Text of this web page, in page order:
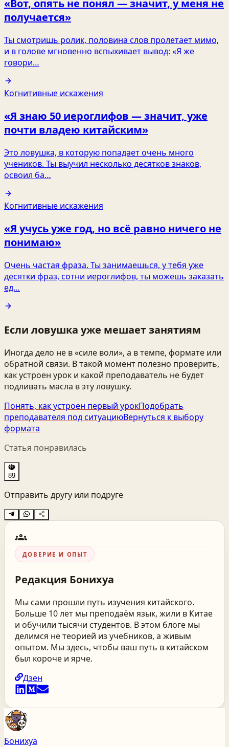
«Вот, опять не понял — значит, у меня не
получается»
Ты смотришь ролик, половина слов пролетает мимо,
и в голове мгновенно вспыхивает вывод: «Я же
говори…
Когнитивные искажения
«Я знаю 50 иероглифов — значит, уже
почти владею китайским»
Это ловушка, в которую попадает очень много
учеников. Ты выучил несколько десятков знаков,
освоил ба…
Когнитивные искажения
«Я учусь уже год, но всё равно ничего не
понимаю»
Очень частая фраза. Ты занимаешься, у тебя уже
десятки фраз, сотни иероглифов, ты можешь заказать
ед…
Если ловушка уже мешает занятиям
Иногда дело не в «силе воли», а в темпе, формате или
обратной связи. В такой момент полезно проверить,
как устроен урок и какой преподаватель не будет
подливать масла в эту ловушку.
Понять, как устроен первый урокПодобрать
преподавателя под ситуациюВернуться к выбору
формата
Статья понравилась
89
Отправить другу или подруге
groups
ДОВЕРИЕ И ОПЫТ
Редакция Бонихуа
Мы сами прошли путь изучения китайского.
Больше 10 лет мы преподаём язык, жили в Китае
и обучили тысячи студентов. В этом блоге мы
делимся не теорией из учебников, а живым
опытом. Мы здесь, чтобы ваш путь в китайском
был короче и ярче.
Дзен
Бонихуа